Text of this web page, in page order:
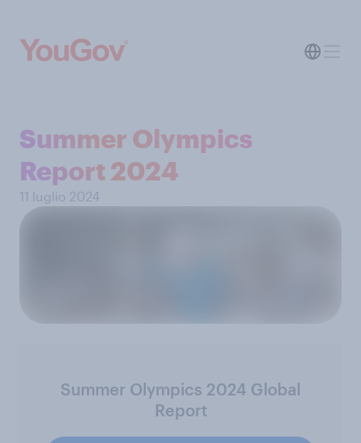
Summer Olympics
Report 2024
11 luglio 2024
Summer Olympics 2024 Global
Report